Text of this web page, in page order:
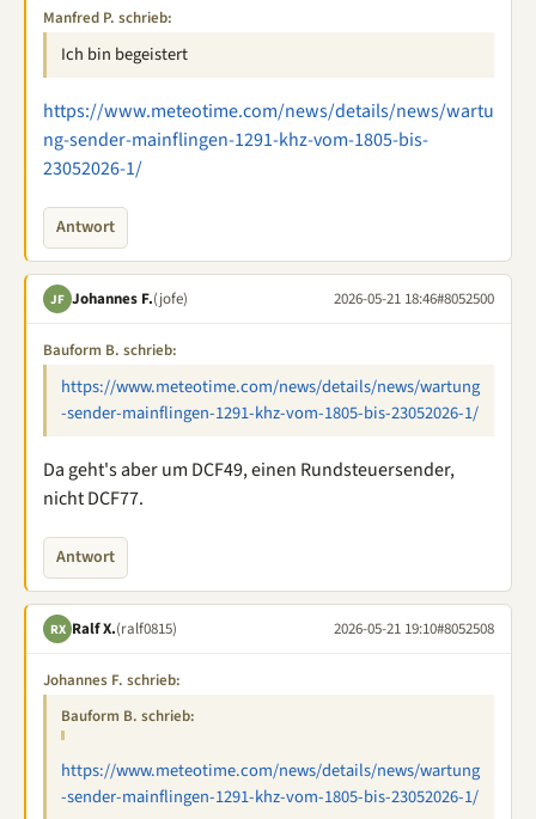
Manfred P. schrieb:
Ich bin begeistert
https://www.meteotime.com/news/details/news/wartu
ng-sender-mainflingen-1291-khz-vom-1805-bis-
23052026-1/
Antwort
JF Johannes F.(jofe) 2026-05-21 18:46#8052500
Bauform B. schrieb:
https://www.meteotime.com/news/details/news/wartung
-sender-mainflingen-1291-khz-vom-1805-bis-23052026-1/
Da geht's aber um DCF49, einen Rundsteuersender,
nicht DCF77.
Antwort
RX Ralf X.(ralf0815) 2026-05-21 19:10#8052508
Johannes F. schrieb:
Bauform B. schrieb:
https://www.meteotime.com/news/details/news/wartung
-sender-mainflingen-1291-khz-vom-1805-bis-23052026-1/